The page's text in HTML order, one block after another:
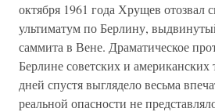
октября 1961 года Хрущев отозвал
ультиматум по Берлину,
саммита в Вене. Драматическое
Берлине советских и американских
дней спустя выглядело весьма
реальной опасности не